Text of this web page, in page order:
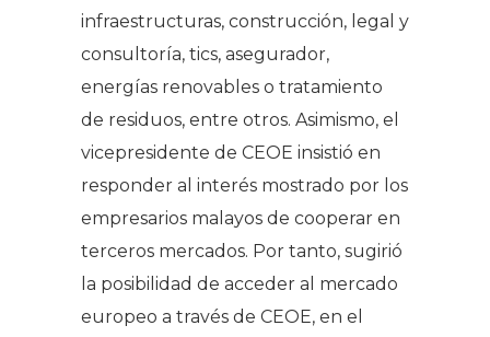
infraestructuras, construcción, legal y
consultoría, tics, asegurador,
energías renovables o tratamiento
de residuos, entre otros. Asimismo, el
vicepresidente de CEOE insistió en
responder al interés mostrado por los
empresarios malayos de cooperar en
terceros mercados. Por tanto, sugirió
la posibilidad de acceder al mercado
europeo a través de CEOE, en el